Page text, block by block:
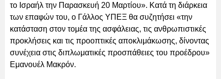
το Ισραήλ την Παρασκευή 20 Μαρτίου». Κατά τη διάρκεια
των επαφών του, ο Γάλλος ΥΠΕΞ θα συζητήσει «την
κατάσταση στον τομέα της ασφάλειας, τις ανθρωπιστικές
προκλήσεις και τις προοπτικές αποκλιμάκωσης, δίνοντας
συνέχεια στις διπλωματικές προσπάθειες του προέδρου»
Εμανουέλ Μακρόν.